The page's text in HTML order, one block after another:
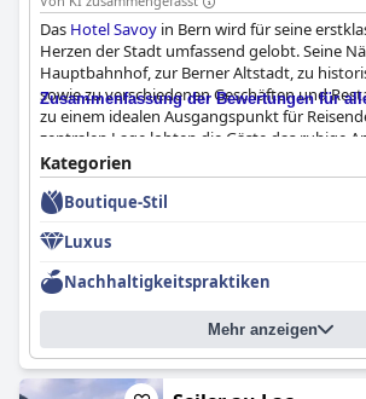
Das Hotel Savoy in Bern wird für seine
Herzen der Stadt umfassend gelobt. Seine
Hauptbahnhof, zur Berner Altstadt, zu
sowie zu verschiedenen Geschäften und
zu einem idealen Ausgangspunkt für
zentralen Lage lobten die Gäste das ruhige
Hotels, das durch fußgängerfreundliche
Die Unterkünfte im
für ihren reichlichen Stauraum, die schicke
hervorragende Sauberkeit gelobt. Merkmale
Schallisolierung, komfortable Betten, gut
Badezimmer und moderne
Anschlüsse und zahlreiche Steckdosen
bei. Das Hotel sorgt für einen entspannten
Aufenthalt und ist somit eine Oase des
Zusammenfassung der Bewertungen für
Kategorien
Boutique-Stil
Luxus
Nachhaltigkeitspraktiken
Mehr anzeigen